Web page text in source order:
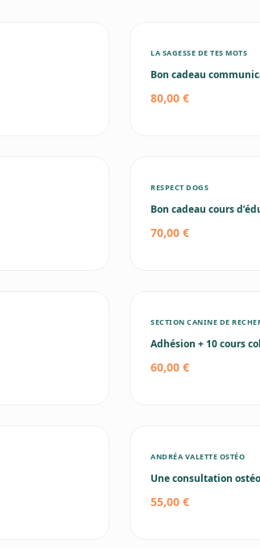
LA SAGESSE DE TES MOTS
Bon cadeau
80,00 €
RESPECT DOGS
Bon cadeau cours
70,00 €
SECTION CANINE DE
Adhésion + 10 cours
60,00 €
ANDRÉA VALETTE OSTÉO
Une consultation ostéo
55,00 €